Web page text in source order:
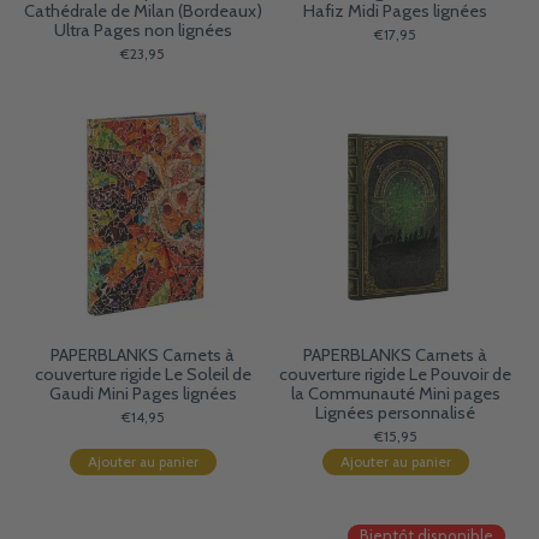
Cathédrale de Milan (Bordeaux)
Ultra Pages non lignées
€23,95
Hafiz Midi Pages lignées
€17,95
PAPERBLANKS Carnets à
couverture rigide Le Soleil de
Gaudi Mini Pages lignées
€14,95
Ajouter au panier
PAPERBLANKS Carnets à
couverture rigide Le Pouvoir de
la Communauté Mini pages
Lignées personnalisé
€15,95
Ajouter au panier